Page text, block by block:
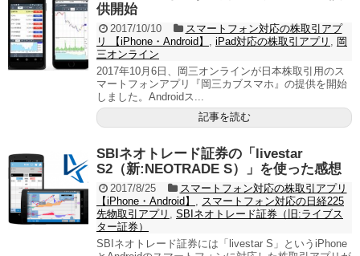
供開始
2017/10/10
スマートフォン対応の株取引アプ
リ 【iPhone・Android】
iPad対応の株取引アプリ
岡
三オンライン
2017年10月6日、岡三オンラインが日本株取引用のス
マートフォンアプリ『岡三カブスマホ』の提供を開始
しました。Androidス...
記事を読む
SBIネオトレード証券の「livestar
S2（新:NEOTRADE S）」を使った感想
2017/8/25
スマートフォン対応の株取引アプリ
【iPhone・Android】
スマートフォン対応の日経225
先物取引アプリ
SBIネオトレード証券（旧:ライブス
ター証券）
SBIネオトレード証券には「livestar S」というiPhone